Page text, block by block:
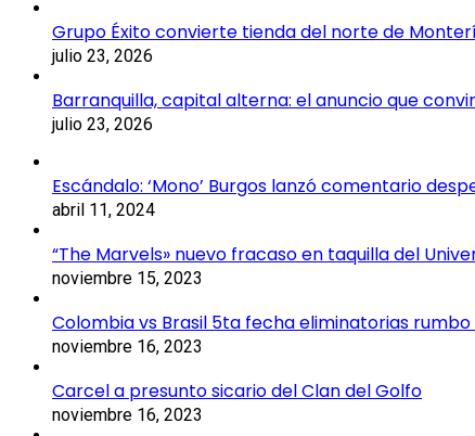
Grupo Éxito convierte tienda del norte de
julio 23, 2026
Barranquilla, capital alterna: el anuncio que
julio 23, 2026
Escándalo: ‘Mono’ Burgos lanzó comentario
abril 11, 2024
“The Marvels» nuevo fracaso en taquilla del
noviembre 15, 2023
Colombia vs Brasil 5ta fecha eliminatorias rumbo
noviembre 16, 2023
Carcel a presunto sicario del Clan del Golfo
noviembre 16, 2023